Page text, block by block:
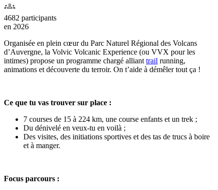
4682 participants
en 2026
Organisée en plein cœur du Parc Naturel Régional des Volcans
d’Auvergne, la Volvic Volcanic Experience (ou VVX pour les
intimes) propose un programme chargé alliant trail running,
animations et découverte du terroir. On t’aide à démêler tout ça !
Ce que tu vas trouver sur place :
7 courses de 15 à 224 km, une course enfants et un trek ;
Du dénivelé en veux-tu en voilà ;
Des visites, des initiations sportives et des tas de trucs à boire
et à manger.
Focus parcours :